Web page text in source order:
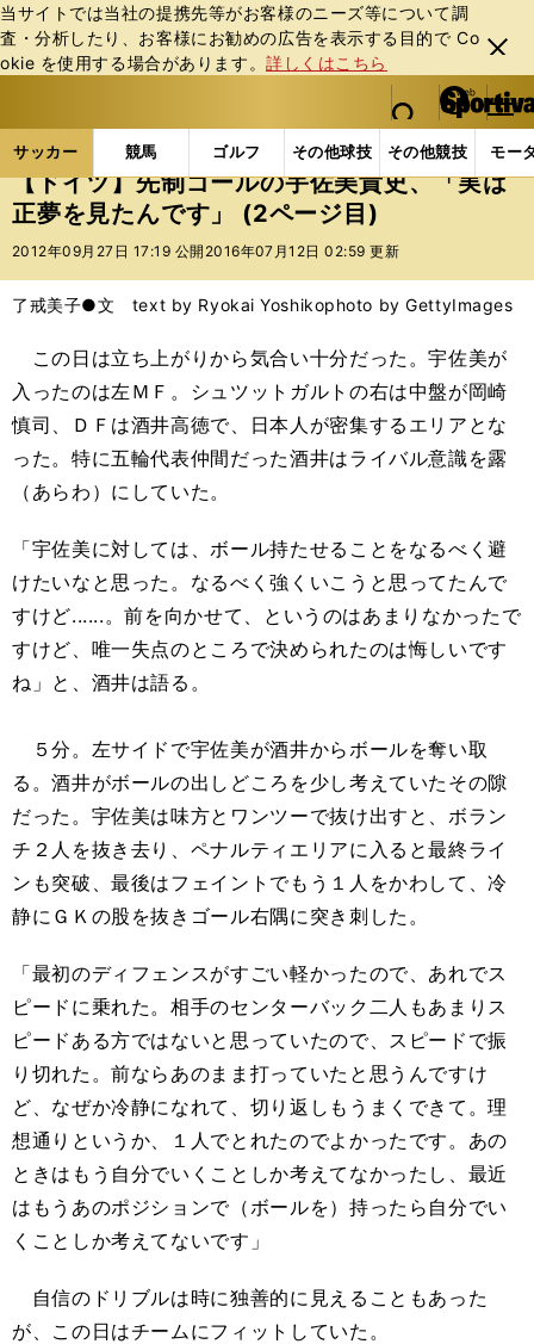
当サイトでは当社の提携先等がお客様のニーズ等について調
査・分析したり、お客様にお勧めの広告を表⽰する⽬的で Co
okie を使⽤する場合があります。詳しくはこちら
閉じ
る
web Sportiva (webスポルティーバ)
検索
マイペ
ー
ジ
メニュ
サッカー 競馬 ゴルフ その他球技 その他競技 モー
ス
ポ
ル
バ
サッカーの記事一覧 海外サッカー 海外サッカー
【ドイツ】先制ゴールの宇佐美貴史、「実は
正夢を見たんです」 (2ページ目)
2012年09月27日 17:19 公開 2016年07月12日 02:59 更新
了戒美子●文 text by Ryokai Yoshikophoto by GettyImages
この日は立ち上がりから気合い十分だった。宇佐美が
入ったのは左ＭＦ。シュツットガルトの右は中盤が岡崎
慎司、ＤＦは酒井高徳で、日本人が密集するエリアとな
った。特に五輪代表仲間だった酒井はライバル意識を露
（あらわ）にしていた。
「宇佐美に対しては、ボール持たせることをなるべく避
けたいなと思った。なるべく強くいこうと思ってたんで
すけど......。前を向かせて、というのはあまりなかったで
すけど、唯一失点のところで決められたのは悔しいです
ね」と、酒井は語る。
５分。左サイドで宇佐美が酒井からボールを奪い取
る。酒井がボールの出しどころを少し考えていたその隙
だった。宇佐美は味方とワンツーで抜け出すと、ボラン
チ２人を抜き去り、ペナルティエリアに入ると最終ライ
ンも突破、最後はフェイントでもう１人をかわして、冷
静にＧＫの股を抜きゴール右隅に突き刺した。
「最初のディフェンスがすごい軽かったので、あれでス
ピードに乗れた。相手のセンターバック二人もあまりス
ピードある方ではないと思っていたので、スピードで振
り切れた。前ならあのまま打っていたと思うんですけ
ど、なぜか冷静になれて、切り返しもうまくできて。理
想通りというか、１人でとれたのでよかったです。あの
ときはもう自分でいくことしか考えてなかったし、最近
はもうあのポジションで（ボールを）持ったら自分でい
くことしか考えてないです」
自信のドリブルは時に独善的に見えることもあった
が、この日はチームにフィットしていた。